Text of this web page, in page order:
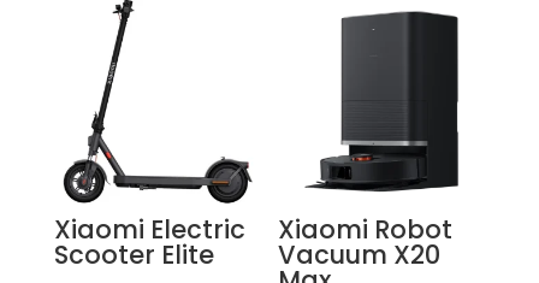
Xiaomi Electric
Scooter Elite
Xiaomi Robot
Vacuum X20